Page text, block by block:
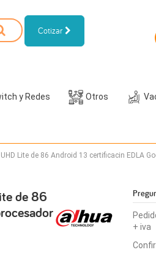
Cotizar
y Redes Otros
Lite de 86 Android 13 certificacin EDLA
de 86
+ iva